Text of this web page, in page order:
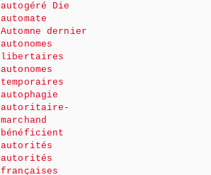
autogéré Die
automate
Automne dernier
autonomes
libertaires
autonomes
temporaires
autophagie
autoritaire-
marchand
bénéficient
autorités
autorités
françaises